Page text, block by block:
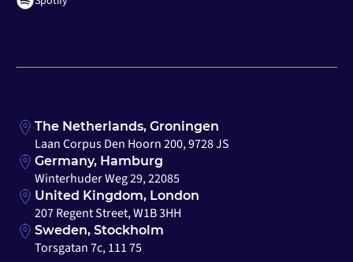
The Netherlands, Groningen
Laan Corpus Den Hoorn 200, 9728 JS
Germany, Hamburg
Winterhuder Weg 29, 22085
United Kingdom, London
207 Regent Street, W1B 3HH
Sweden, Stockholm
Torsgatan 7c, 111 75